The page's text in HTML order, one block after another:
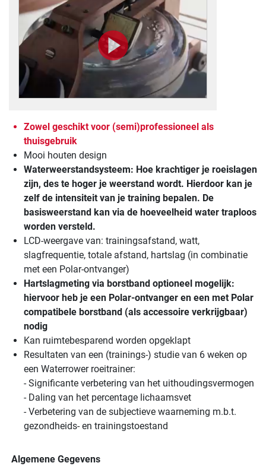
Zowel geschikt voor (semi)professioneel als
thuisgebruik
Mooi houten design
Waterweerstandsysteem: Hoe krachtiger je roeislagen
zijn, des te hoger je weerstand wordt. Hierdoor kan je
zelf de intensiteit van je training bepalen. De
basisweerstand kan via de hoeveelheid water traploos
worden versteld.
LCD-weergave van: trainingsafstand, watt,
slagfrequentie, totale afstand, hartslag (in combinatie
met een Polar-ontvanger)
Hartslagmeting via borstband optioneel mogelijk:
hiervoor heb je een Polar-ontvanger en een met Polar
compatibele borstband (als accessoire verkrijgbaar)
nodig
Kan ruimtebesparend worden opgeklapt
Resultaten van een (trainings-) studie van 6 weken op
een Waterrower roeitrainer:
- Significante verbetering van het uithoudingsvermogen
- Daling van het percentage lichaamsvet
- Verbetering van de subjectieve waarneming m.b.t.
gezondheids- en trainingstoestand
Algemene Gegevens